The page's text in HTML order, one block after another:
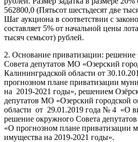
562800,0 (Пятьсот шестьдесят две
Шаг аукциона в соответствии с
составляет 5% от начальной цены
тысяч семьсот) рублей.
2. Основание приватизации: решение
Совета депутатов МО «Озерский
Калининградской области от
прогнозном плане приватизации
на 2019-2021 годы», решением
депутатов МО «Озерский городской
области от 29.01.2019 года № 4 «О
решение окружного Совета
«О прогнозном плане приватизации
имущества на 2019-2021 годы».